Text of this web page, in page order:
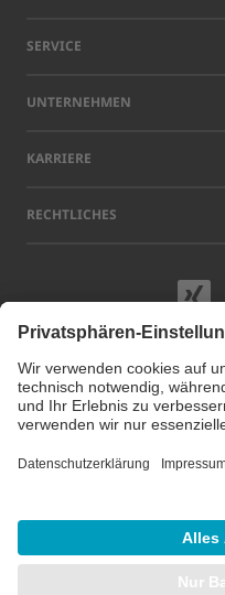
SERVICE
UNTERNEHMEN
KARRIERE
RECHTLICHES
Namen anderer
gezeigt werden, können
die nicht LAP, sondern den
Einstellungenverwalten oder
© 2026 LAP